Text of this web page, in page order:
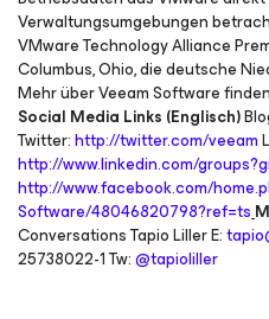
Verwaltungsumgebungen
VMware Technology Alliance
Columbus, Ohio, die deutsche
Mehr über Veeam Software
Social Media Links (Englisch)
Twitter:http://twitter.com/veeam
http://www.linkedin.com/
http://www.facebook.com/
Software/48046820798?ref=ts
Conversations Tapio Liller E:
25738022-1 Tw:@tapioliller